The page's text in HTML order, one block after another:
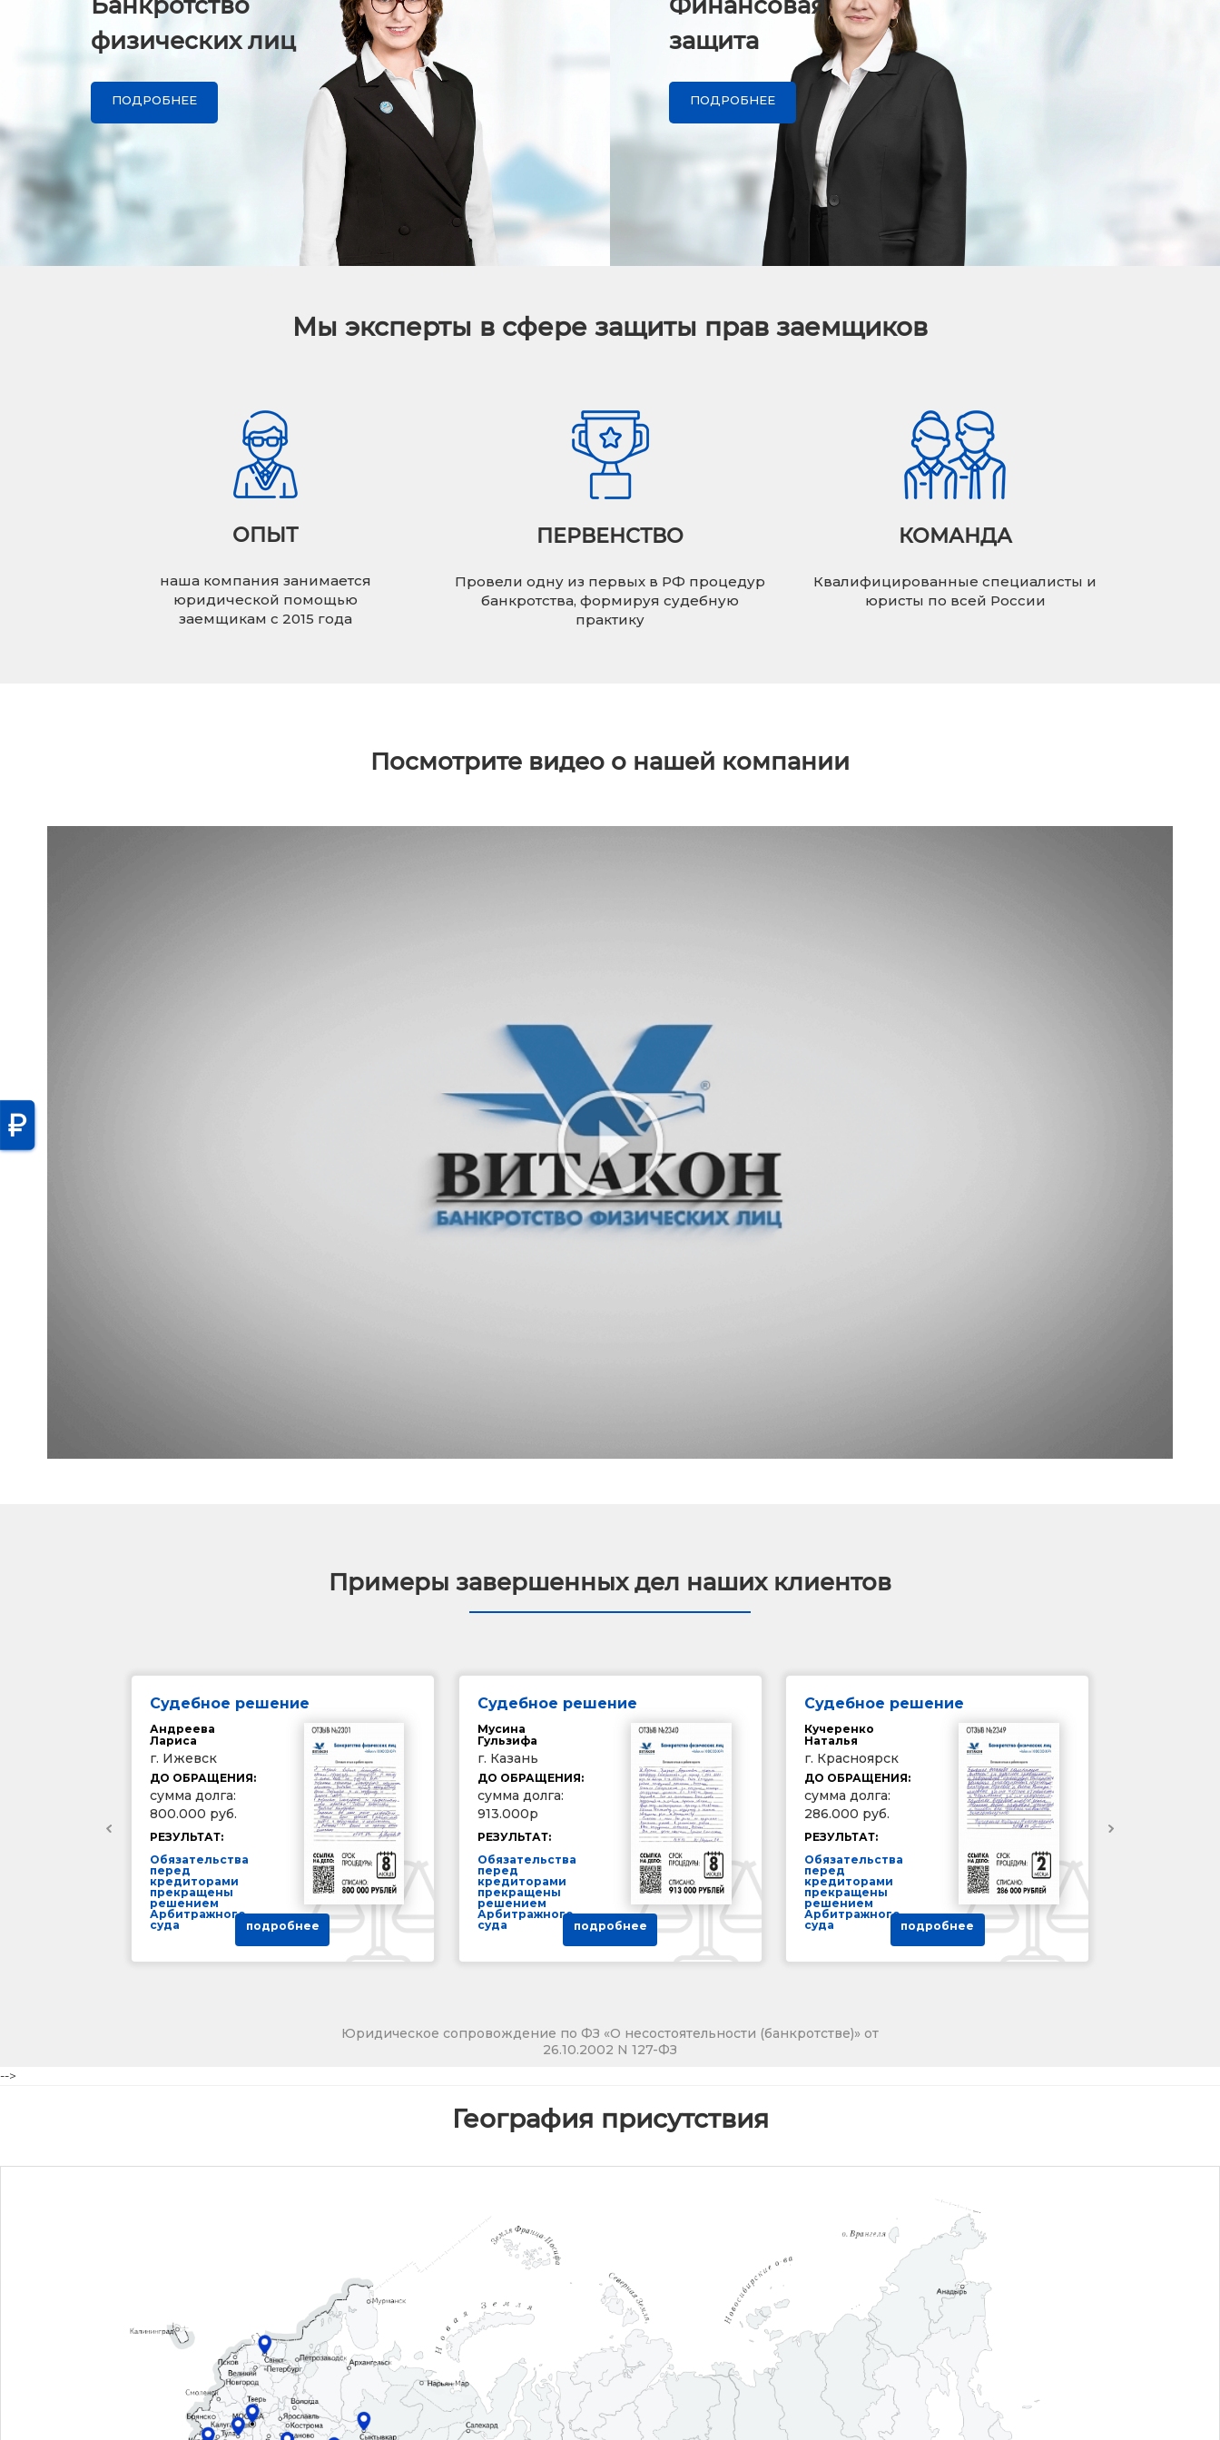
физических лиц
ПОДРОБНЕЕ
защита
ПОДРОБНЕЕ
Мы эксперты в сфере защиты прав заемщиков
ОПЫТ
наша компания занимается
юридической помощью
заемщикам с 2015 года
ПЕРВЕНСТВО
Провели одну из первых в РФ процедур
банкротства, формируя судебную
практику
КОМАНДА
Квалифицированные специалисты и
юристы по всей России
Посмотрите видео о нашей компании
Примеры завершенных дел наших клиентов
Судебное решение
Андреева
Лариса
г. Ижевск
ДО ОБРАЩЕНИЯ:
сумма долга:
800.000 руб.
РЕЗУЛЬТАТ:
Обязательства
перед
кредиторами
прекращены
решением
Арбитражного
суда
подробнее
Судебное решение
Мусина
Гульзифа
г. Казань
ДО ОБРАЩЕНИЯ:
сумма долга:
913.000р
РЕЗУЛЬТАТ:
Обязательства
перед
кредиторами
прекращены
решением
Арбитражного
суда
подробнее
Судебное решение
Кучеренко
Наталья
г. Красноярск
ДО ОБРАЩЕНИЯ:
сумма долга:
286.000 руб.
РЕЗУЛЬТАТ:
Обязательства
перед
кредиторами
прекращены
решением
Арбитражного
суда
подробнее
Юридическое сопровождение по ФЗ «О несостоятельности (банкротстве)» от
26.10.2002 N 127-ФЗ
-->
География присутствия